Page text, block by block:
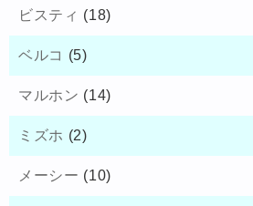
ビスティ (18)
ベルコ (5)
マルホン (14)
ミズホ (2)
メーシー (10)